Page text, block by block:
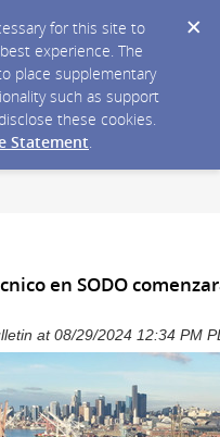
for this site to
experience. The
place supplementary
such as support
these cookies.
Statement.
en SODO
at 08/29/2024 12:34 PM